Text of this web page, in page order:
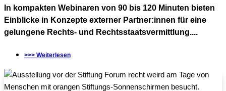
In kompakten Webinaren von 90 bis 120 Minuten bieten
Einblicke in Konzepte externer Partner:innen für eine
gelungene Rechts- und Rechtsstaatsvermittlung....
>>> Weiterlesen